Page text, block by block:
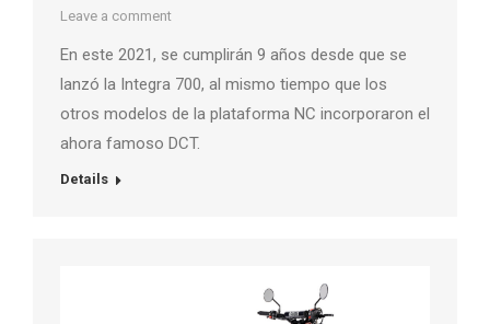
Leave a comment
En este 2021, se cumplirán 9 años desde que se
lanzó la Integra 700, al mismo tiempo que los
otros modelos de la plataforma NC incorporaron el
ahora famoso DCT.
Details